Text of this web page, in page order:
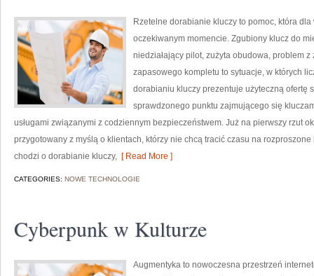
Rzetelne dorabianie kluczy to pomoc, która
oczekiwanym momencie. Zgubiony klucz do
niedziałający pilot, zużyta obudowa, problem
zapasowego kompletu to sytuacje, w których
dorabianiu kluczy prezentuje użyteczną ofertę
sprawdzonego punktu zajmującego się
usługami związanymi z codziennym bezpieczeństwem. Już na pierwszy rzut
przygotowany z myślą o klientach, którzy nie chcą tracić czasu na
chodzi o dorabianie kluczy, [ Read More ]
CATEGORIES: NOWE TECHNOLOGIE
Cyberpunk w Kulturze
Augmentyka to nowoczesna przestrzeń